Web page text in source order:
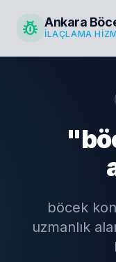
pest_control Ankara
İLAÇLAMA
böcek
uzmanlık